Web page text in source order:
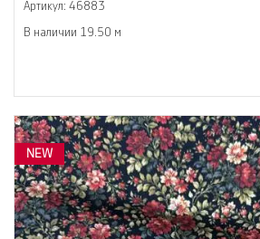
Артикул: 46883
В наличии 19.50 м
NEW